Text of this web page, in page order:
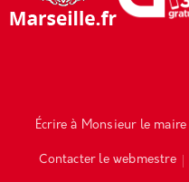
Écrire à Monsieur le maire
Contacter le webmestre